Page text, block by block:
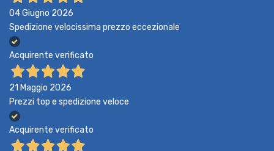
04 Giugno 2026
Spedizione velocissima prezzo eccezionale
Acquirente verificato
21 Maggio 2026
Prezzi top e spedizione veloce
Acquirente verificato